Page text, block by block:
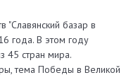
"Славянский базар в
года. В этом году
45 стран мира.
тема Победы в Великой